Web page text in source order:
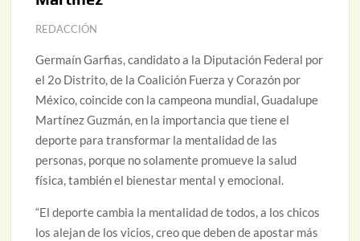
REDACCIÓN
Germaín Garfias, candidato a la Diputación Federal por
el 2o Distrito, de la Coalición Fuerza y Corazón por
México, coincide con la campeona mundial, Guadalupe
Martínez Guzmán, en la importancia que tiene el
deporte para transformar la mentalidad de las
personas, porque no solamente promueve la salud
física, también el bienestar mental y emocional.
“El deporte cambia la mentalidad de todos, a los chicos
los alejan de los vicios, creo que deben de apostar más